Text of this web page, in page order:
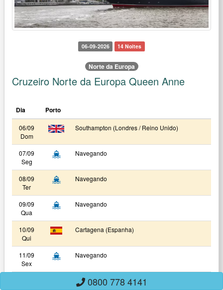
06-09-2026 14 Noites
Norte da Europa
Cruzeiro Norte da Europa Queen Anne
Dia Porto
06/09
Dom
Southampton (Londres / Reino Unido)
07/09
Seg
Navegando
08/09
Ter
Navegando
09/09
Qua
Navegando
10/09
Qui
Cartagena (Espanha)
11/09
Sex
Navegando
Civitavecchia (Roma / Itália)
0800 778 4141